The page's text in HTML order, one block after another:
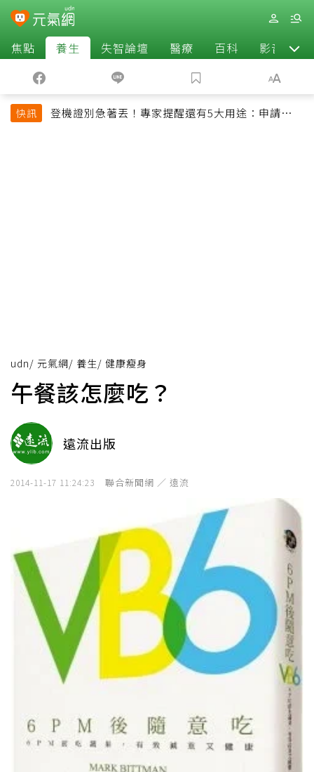
焦點 養生 失智論壇 醫療 百科 影音
快訊
登機證別急著丟！專家提醒還有5大用途：申請理
udn/ 元氣網/ 養生/ 健康瘦身
午餐該怎麼吃？
遠流出版
2014-11-17 11:24:23 聯合新聞網 ／ 遠流